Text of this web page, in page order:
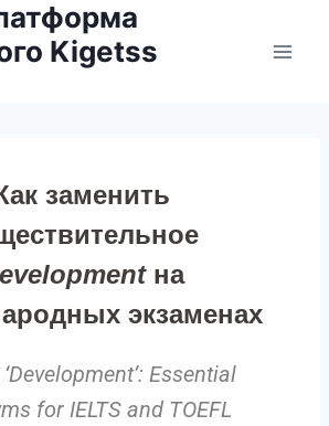
Kigetss
заменить
на
экзаменах
Essential
for IELTS and TOEFL